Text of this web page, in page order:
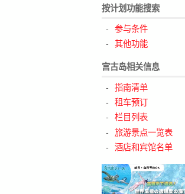
按计划功能搜索
参与条件
其他功能
宫古岛相关信息
指南清单
租车预订
栏目列表
旅游景点一览表
酒店和宾馆名单